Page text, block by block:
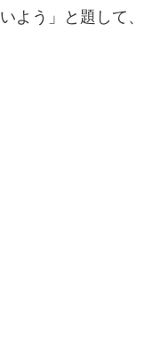
う」と題して、